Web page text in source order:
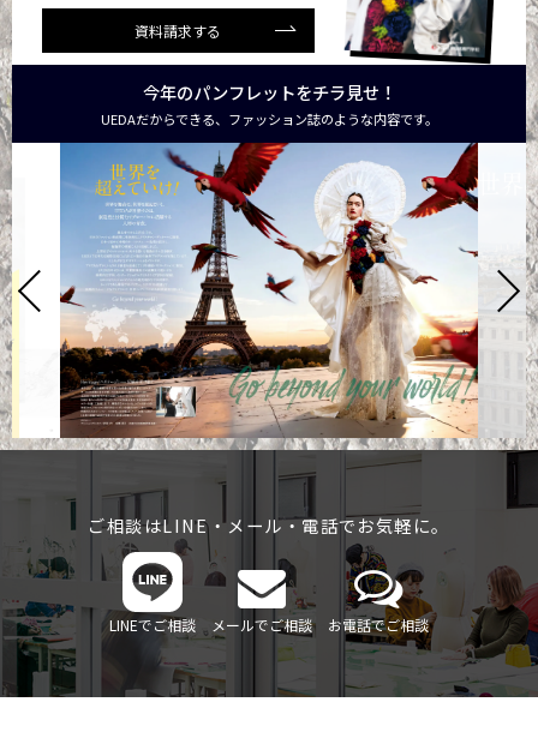
資料請求する
今年のパンフレットをチラ見せ！
UEDAだからできる、ファッション誌のような内容です。
ご相談はLINE・メール・電話でお気軽に。
LINEでご相談 メールでご相談 お電話でご相談